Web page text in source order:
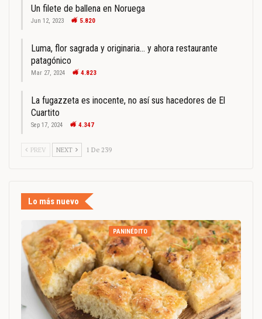
Un filete de ballena en Noruega
Jun 12, 2023 5.820
Luma, flor sagrada y originaria… y ahora restaurante
patagónico
Mar 27, 2024 4.823
La fugazzeta es inocente, no así sus hacedores de El
Cuartito
Sep 17, 2024 4.347
PREV NEXT 1 De 239
Lo más nuevo
PANINÉDITO